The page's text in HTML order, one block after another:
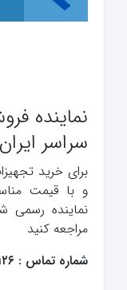
نماینده
سراسر ایران
برای خرید
و با قیمت
نماینده رسمی
مراجعه کنید
شماره تماس : ۰۲۱۹۱۰۲۶۱۲۶